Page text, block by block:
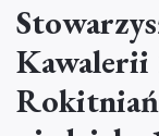
Kawalerii